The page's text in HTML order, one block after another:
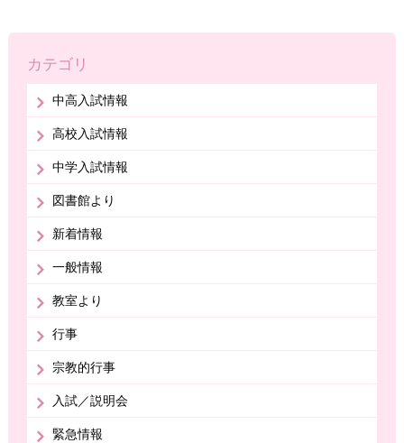
カテゴリ
中高入試情報
高校入試情報
中学入試情報
図書館より
新着情報
一般情報
教室より
行事
宗教的行事
入試／説明会
緊急情報